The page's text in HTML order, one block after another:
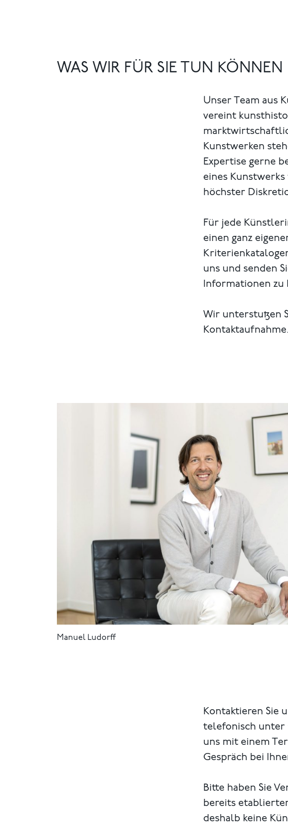
WAS WIR FÜR SIE TUN KÖNNEN
Unser Team aus
vereint
Kunstwerken
Expertise gerne
eines
höchster
Für jede
einen ganz
uns und senden
Informationen zu
Wir unterstutzen
Kontaktaufnahme.
Manuel Ludorff
Kontaktieren Sie
telefonisch unter
uns mit einem
Gespräch bei
Bitte haben Sie
bereits
deshalb keine